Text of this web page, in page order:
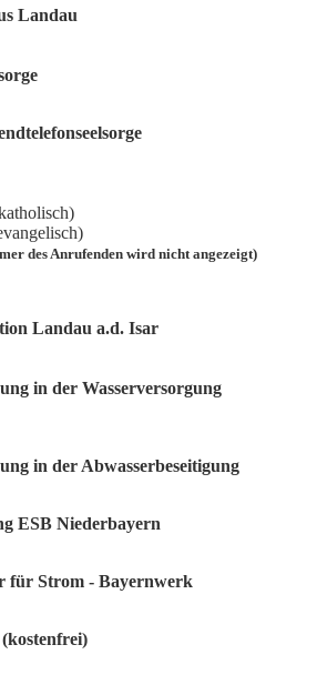
Landau
des Anrufenden wird nicht angezeigt)
Landau a.d. Isar
in der Wasserversorgung
in der Abwasserbeseitigung
ESB Niederbayern
für Strom - Bayernwerk